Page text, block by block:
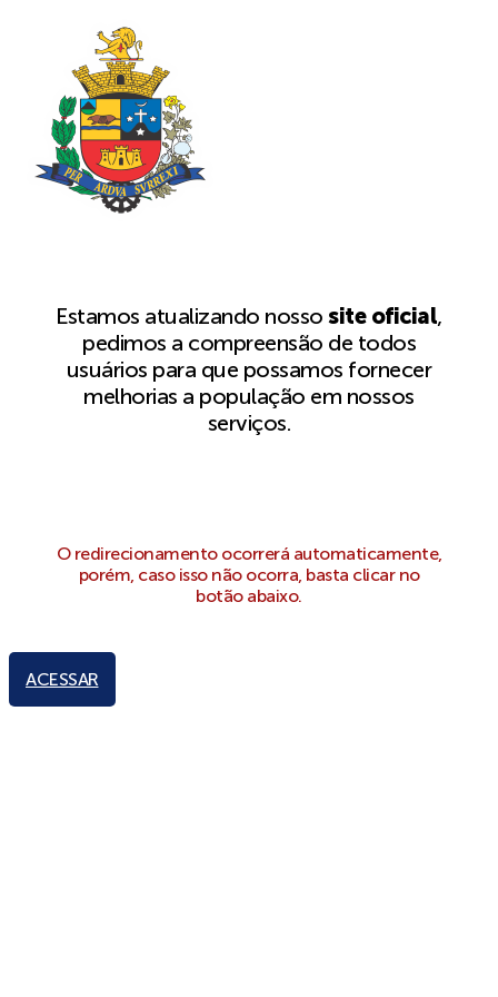
Estamos atualizando nossosite oficial,
pedimos a compreensão de todos
usuários para que possamos fornecer
melhorias a população em nossos
serviços.
O redirecionamento ocorrerá automaticamente,
porém, caso isso não ocorra, basta clicar no
botão abaixo.
ACESSAR